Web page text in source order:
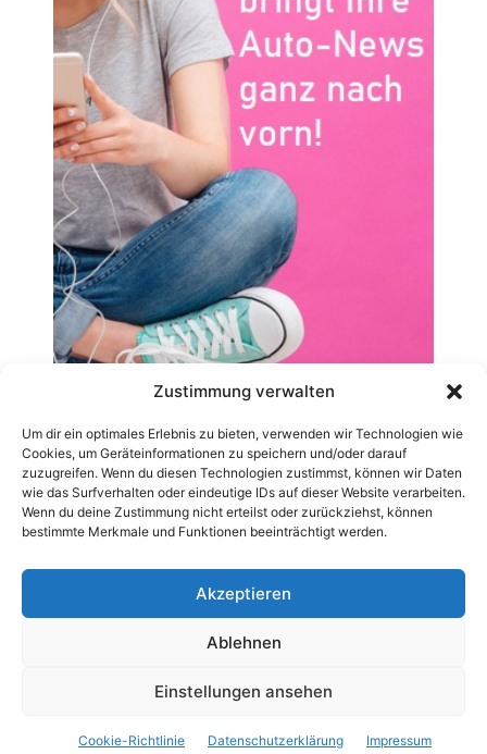
Zustimmung verwalten
Um dir ein optimales Erlebnis zu bieten, verwenden wir Technologien wie
Cookies, um Geräteinformationen zu speichern und/oder darauf
zuzugreifen. Wenn du diesen Technologien zustimmst, können wir Daten
wie das Surfverhalten oder eindeutige IDs auf dieser Website verarbeiten.
Wenn du deine Zustimmung nicht erteilst oder zurückziehst, können
bestimmte Merkmale und Funktionen beeinträchtigt werden.
Akzeptieren
Ablehnen
Einstellungen ansehen
Cookie-Richtlinie Datenschutzerklärung Impressum
Pressemitteilung veröffentlichen
Archiv-News
Cookie-Richtlinie (EU)
© 2019 - 2025 © CarWebnews.com